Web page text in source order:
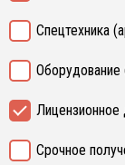
Спецтехника
Оборудование
Срочное